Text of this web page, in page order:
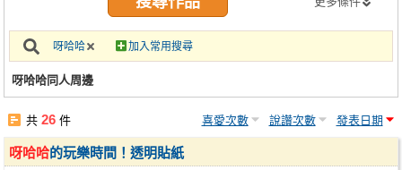
會員功能選單
註冊會員
呀哈哈 加入常用搜尋
呀哈哈同人周邊
共26 件 喜愛次數 說讚次數 發表日期
呀哈哈的玩樂時間！透明貼紙